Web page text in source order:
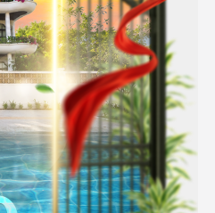
cá nhân của
thông tin cá